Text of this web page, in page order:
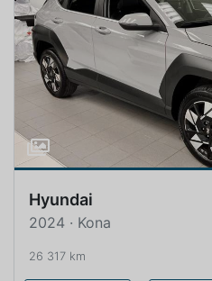
Hyundai
2024 · Kona
26 317 km